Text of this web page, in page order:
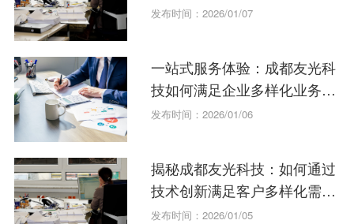
发布时间：2026/01/07
一站式服务体验：成都友光科
技如何满足企业多样化业务需
求？
发布时间：2026/01/06
揭秘成都友光科技：如何通过
技术创新满足客户多样化需
求？
发布时间：2026/01/05